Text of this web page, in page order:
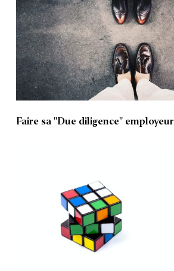
Faire sa ''Due diligence'' employeur